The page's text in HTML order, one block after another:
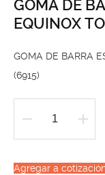
GOMA DE
EQUINOX
GOMA DE BARRA
(6915)
GOMA
BARRA
Agregar a